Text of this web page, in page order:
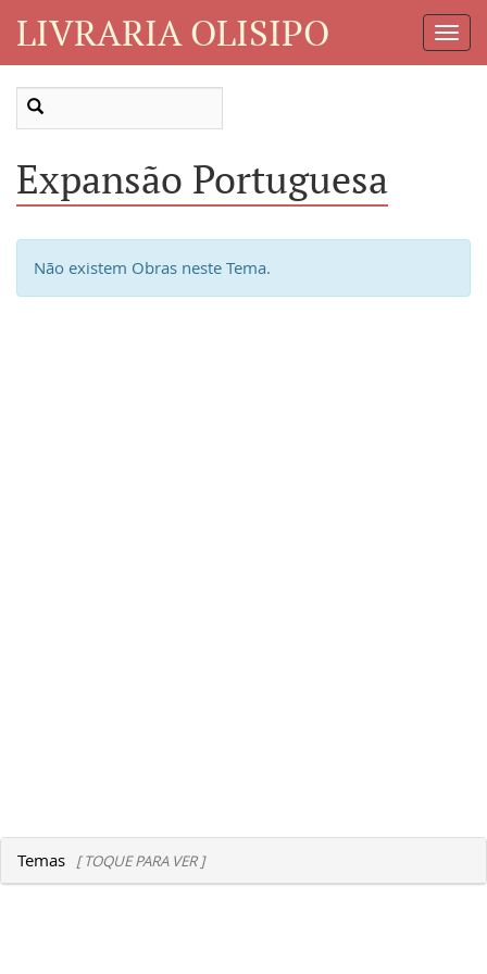
LIVRARIA OLISIPO
Expansão Portuguesa
Não existem Obras neste Tema.
Temas [ TOQUE PARA VER ]